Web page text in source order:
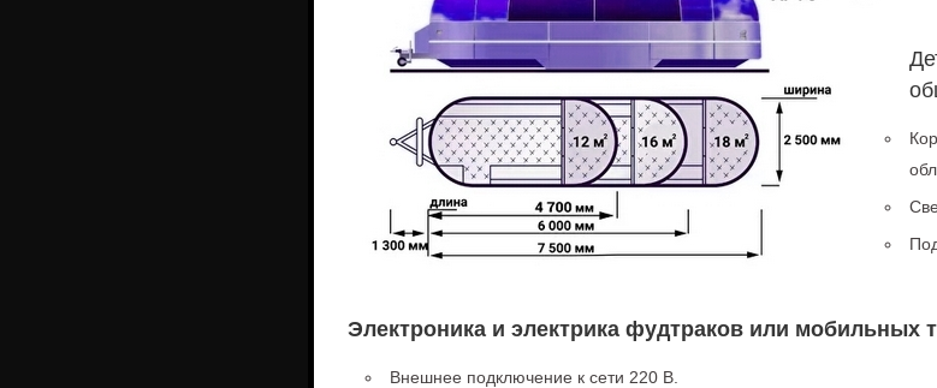
Электроника и электрика фудтраков или мобильных
Внешнее подключение к сети 220 В.